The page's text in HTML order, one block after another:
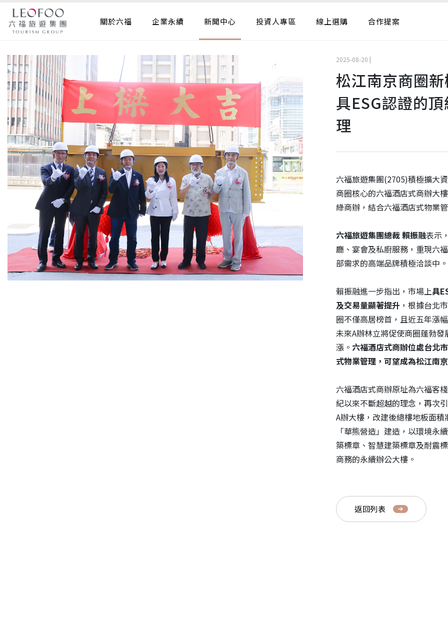
關於六福 企業永續 新聞中心 投資人專區 線上選購 合作提案
2025-08-20 |
松江南京商圈
具ESG認證的
理
六福旅遊集團(2705)積極擴大
商圈核心的六福酒店式商辦大
綠商辦，結合六福酒店式物業
六福旅遊集團總裁賴振融表示
廳、宴會及私廚服務，重現六
部需求的高端品牌積極洽談中。
賴振融進一步指出，市場上具
及交易量顯著提升 ，根據台北
圈不僅高居榜首，且近五年漲
未來A辦林立將促使商圈蓬勃
漲。 六福酒店式商辦位處台北
式物業管理，可望成為松江南
六福酒店式商辦原址為六福客
紀以來不斷超越的理念，再次
A辦大樓，改建後總樓地板面
「華熊營造」建造，以環境永
築標章、智慧建築標章及耐震
商務的永續辦公大樓。
返回列表